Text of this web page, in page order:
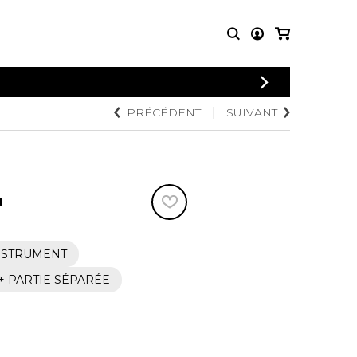
CONNEXION
PARTITIONS
POUR
Quatuor de saxophones
AUTRES
PRODUITS
Disques compacts et
DVDs
PRÉCÉDENT SUIVANT
PARTIE SÉPARÉE